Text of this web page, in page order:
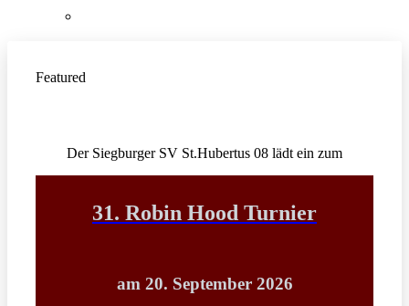
Featured
Der Siegburger SV St.Hubertus 08 lädt ein zum
31. Robin Hood Turnier
am 20. September 2026